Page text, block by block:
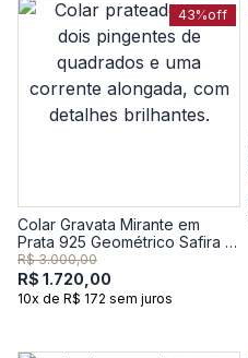
43%off
Colar Gravata Mirante em
Prata 925 Geométrico Safira -
50 cm
R$ 3.000,00
R$ 1.720,00
10x de R$ 172 sem juros